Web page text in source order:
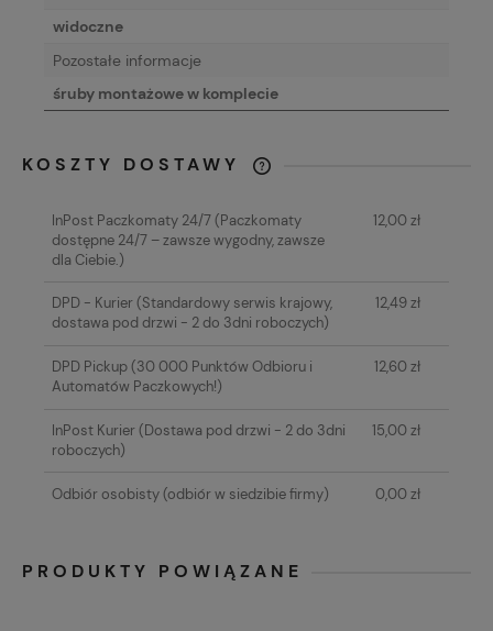
widoczne
Pozostałe informacje
śruby montażowe w komplecie
KOSZTY DOSTAWY
KOSZTÓW PŁATNOŚCI
InPost Paczkomaty 24/7(Paczkomaty
dostępne 24/7 – zawsze wygodny, zawsze
dla Ciebie.)
12,00 zł
DPD - Kurier(Standardowy serwis krajowy,
dostawa pod drzwi - 2 do 3dni roboczych)
12,49 zł
DPD Pickup(30 000 Punktów Odbioru i
Automatów Paczkowych!)
12,60 zł
InPost Kurier(Dostawa pod drzwi - 2 do 3dni
roboczych)
15,00 zł
Odbiór osobisty(odbiór w siedzibie firmy) 0,00 zł
PRODUKTY POWIĄZANE